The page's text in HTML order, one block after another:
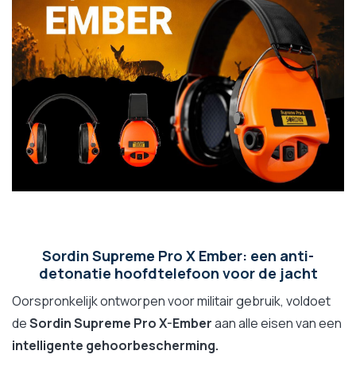
Sordin Supreme Pro X Ember: een anti-
detonatie hoofdtelefoon voor de jacht
Oorspronkelijk ontworpen voor militair gebruik, voldoet
deSordin Supreme Pro X-Emberaan alle eisen van een
intelligente gehoorbescherming.